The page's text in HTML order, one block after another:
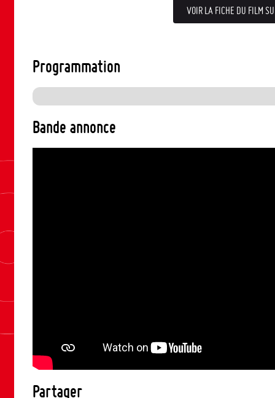
VOIR LA FICHE DU FILM
Programmation
Bande annonce
Partager